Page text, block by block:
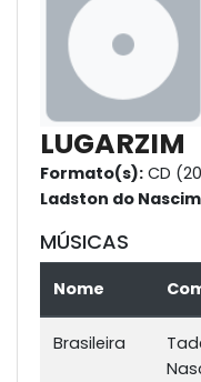
LUGARZIM
Formato(s): CD
Ladston do
MÚSICAS
Nome
Brasileira